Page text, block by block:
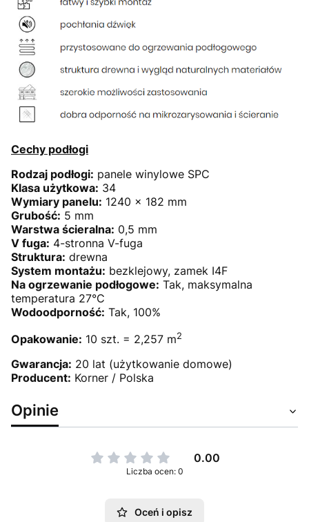
Cechy podłogi
Rodzaj podłogi: panele winylowe SPC
Klasa użytkowa: 34
Wymiary panelu: 1240 x 182 mm
Grubość: 5 mm
Warstwa ścieralna: 0,5 mm
V fuga: 4-stronna V-fuga
Struktura: drewna
System montażu: bezklejowy, zamek I4F
Na ogrzewanie podłogowe: Tak, maksymalna
temperatura 27°C
Wodoodporność: Tak, 100%
Opakowanie: 10 szt. = 2,257 m2
Gwarancja: 20 lat (użytkowanie domowe)
Producent: Korner / Polska
Opinie
0.00
Liczba ocen: 0
Oceń i opisz